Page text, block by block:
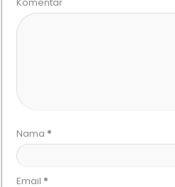
Nama *
Email *